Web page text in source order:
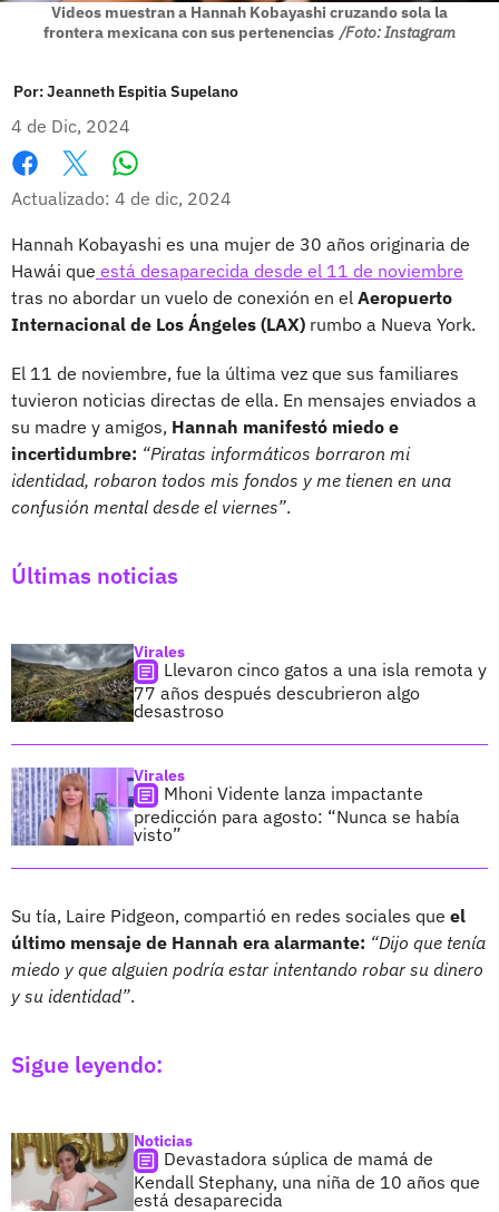
Videos muestran a Hannah Kobayashi cruzando sola la
frontera mexicana con sus pertenencias /Foto: Instagram
Por:Jeanneth Espitia Supelano
4 de Dic, 2024
Facebook
X
Actualizado: 4 de dic, 2024
Hannah Kobayashi es una mujer de 30 años originaria de
Hawái que está desaparecida desde el 11 de noviembre
tras no abordar un vuelo de conexión en el Aeropuerto
Internacional de Los Ángeles (LAX) rumbo a Nueva York.
El 11 de noviembre, fue la última vez que sus familiares
tuvieron noticias directas de ella. En mensajes enviados a
su madre y amigos, Hannah manifestó miedo e
incertidumbre: “Piratas informáticos borraron mi
identidad, robaron todos mis fondos y me tienen en una
confusión mental desde el viernes”.
Últimas noticias
Virales
Llevaron cinco gatos a una isla remota y
77 años después descubrieron algo
desastroso
Virales
Mhoni Vidente lanza impactante
predicción para agosto: “Nunca se había
visto”
Su tía, Laire Pidgeon, compartió en redes sociales que el
último mensaje de Hannah era alarmante: “Dijo que tenía
miedo y que alguien podría estar intentando robar su dinero
y su identidad”.
Sigue leyendo:
Noticias
Devastadora súplica de mamá de
Kendall Stephany, una niña de 10 años que
está desaparecida